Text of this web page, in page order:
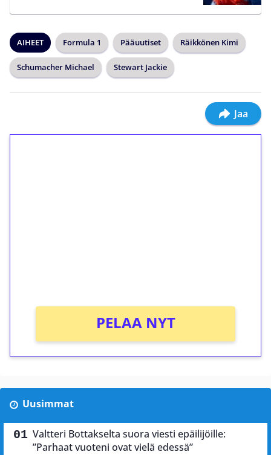
AIHEET Formula 1 Pääuutiset Räikkönen Kimi
Schumacher Michael Stewart Jackie
Jaa
PELAA NYT
Uusimmat
Valtteri Bottakselta suora viesti epäilijöille:
”Parhaat vuoteni ovat vielä edessä”